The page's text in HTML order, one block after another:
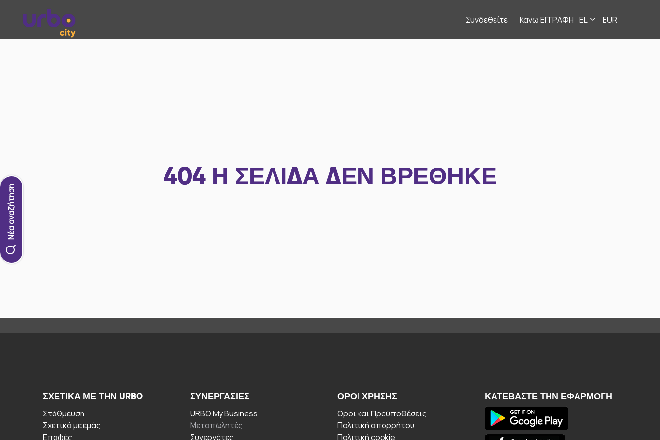
Συνδεθείτε Κανω ΕΓΓΡΑΦΗ EL EUR
Νέα αναζήτηση
404 Η ΣΕΛΊΔΑ ΔΕΝ ΒΡΈΘΗΚΕ
ΣΧΕΤΙΚΆ ΜΕ ΤΗΝ URBO
Στάθμευση
Σχετικά με εμάς
Επαφές
ΣΥΝΕΡΓΑΣΊΕΣ
URBO My Business
Μεταπωλητές
Συνεργάτες
ΟΡΟΙ ΧΡΉΣΗΣ
Οροι και Προϋποθέσεις
Πολιτική απορρήτου
Πολιτική cookie
ΚΑΤΕΒΆΣΤΕ ΤΗΝ ΕΦΑΡΜΟΓΉ